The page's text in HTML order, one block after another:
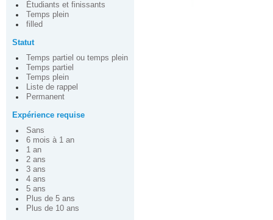
Étudiants et finissants
Temps plein
filled
Statut
Temps partiel ou temps plein
Temps partiel
Temps plein
Liste de rappel
Permanent
Expérience requise
Sans
6 mois à 1 an
1 an
2 ans
3 ans
4 ans
5 ans
Plus de 5 ans
Plus de 10 ans